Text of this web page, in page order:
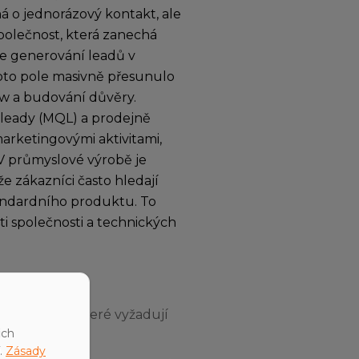
o jednorázový kontakt, ale
která zanechá
generování leadů v
pole masivně přesunulo
a budování důvěry.
(MQL) a prodejně
aktivitami,
průmyslové výrobě je
zákazníci často hledají
produktu. To
společnosti a technických
kontaktů, které vyžadují
Zásady